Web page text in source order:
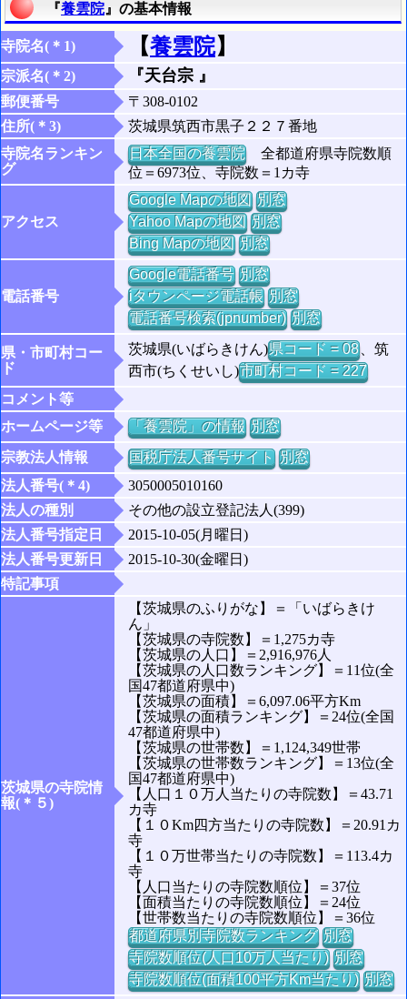
『養雲院』の基本情報
寺院名(＊1) 【養雲院】
宗派名(＊2) 『天台宗 』
郵便番号
〒308-0102
住所(＊3)
茨城県筑西市黒子２２７番地
寺院名ランキン
グ
日本全国の養雲院全都道府県寺院数順
位＝6973位、寺院数＝1カ寺
アクセス
Google Mapの地図 別窓
Yahoo Mapの地図 別窓
Bing Mapの地図 別窓
電話番号
Google電話番号 別窓
iタウンページ電話帳 別窓
電話番号検索(jpnumber) 別窓
県・市町村コー
ド
茨城県(いばらきけん)県コード = 08、筑
西市(ちくせいし)市町村コード = 227
コメント等
ホームページ等
「養雲院」の情報 別窓
宗教法人情報
国税庁法人番号サイト 別窓
法人番号(＊4)
3050005010160
法人の種別
その他の設立登記法人(399)
法人番号指定日
2015-10-05(月曜日)
法人番号更新日
2015-10-30(金曜日)
特記事項
茨城県の寺院情
報(＊５)
【茨城県のふりがな】＝「いばらきけ
ん」
【茨城県の寺院数】＝1,275カ寺
【茨城県の人口】＝2,916,976人
【茨城県の人口数ランキング】＝11位(全
国47都道府県中)
【茨城県の面積】＝6,097.06平方Km
【茨城県の面積ランキング】＝24位(全国
47都道府県中)
【茨城県の世帯数】＝1,124,349世帯
【茨城県の世帯数ランキング】＝13位(全
国47都道府県中)
【人口１０万人当たりの寺院数】＝43.71
カ寺
【１０Km四方当たりの寺院数】＝20.91カ
寺
【１０万世帯当たりの寺院数】＝113.4カ
寺
【人口当たりの寺院数順位】＝37位
【面積当たりの寺院数順位】＝24位
【世帯数当たりの寺院数順位】＝36位
都道府県別寺院数ランキング 別窓
寺院数順位(人口10万人当たり) 別窓
寺院数順位(面積100平方Km当たり) 別窓